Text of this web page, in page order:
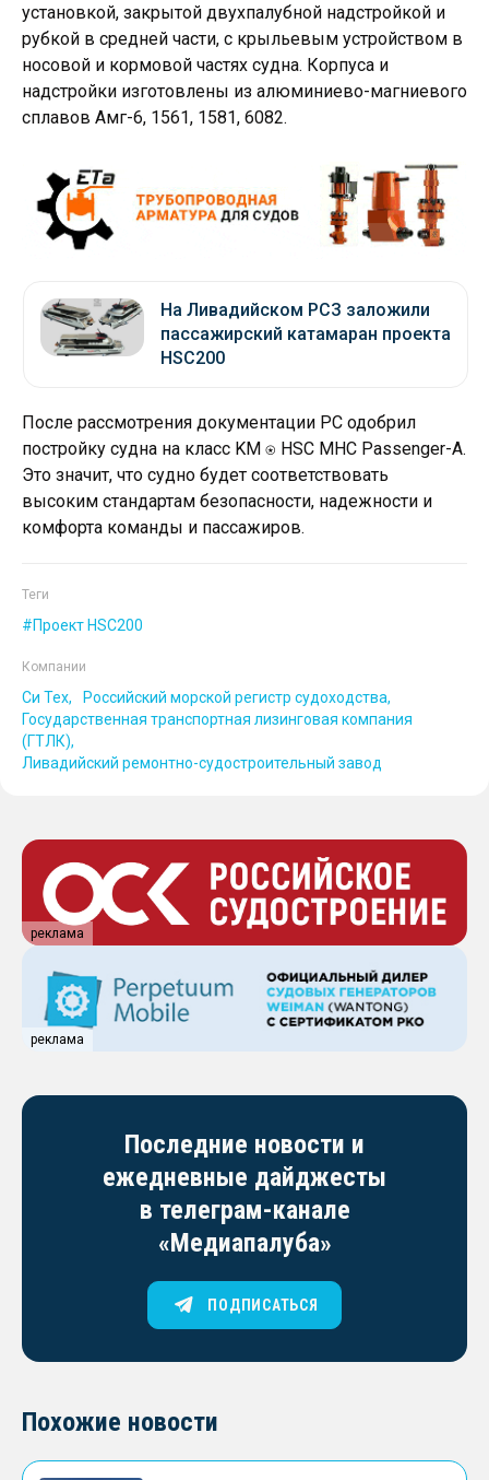
установкой, закрытой двухпалубной надстройкой и
рубкой в средней части, с крыльевым устройством в
носовой и кормовой частях судна. Корпуса и
надстройки изготовлены из алюминиево-магниевого
сплавов Амг-6, 1561, 1581, 6082.
На Ливадийском РСЗ заложили
пассажирский катамаран проекта
HSC200
После рассмотрения документации РС одобрил
постройку судна на класс KM ⍟ HSC MHC Passenger-A.
Это значит, что судно будет соответствовать
высоким стандартам безопасности, надежности и
комфорта команды и пассажиров.
Теги
Проект HSC200
Компании
Си Тех
Российский морской регистр судоходства
Государственная транспортная лизинговая компания
(ГТЛК)
Ливадийский ремонтно-судостроительный завод
реклама
реклама
Последние новости и
ежедневные дайджесты
в телеграм-канале
«Медиапалуба»
ПОДПИСАТЬСЯ
Похожие новости